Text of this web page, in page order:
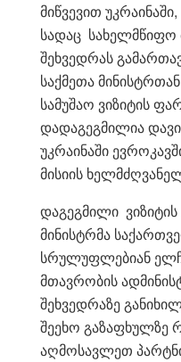
მიწვევით
სადაც სახელმწიფო
შეხვედრას
საქმეთა
სამუშაო ვიზიტის
დადაგეგმილია
უკრაინაში
მისიის
დაგეგმილი
მინისტრმა
სრულუფლებიან
მთავრობის
შეხვედრაზე
შეეხო გაზაფხულზე
აღმოსავლეთ